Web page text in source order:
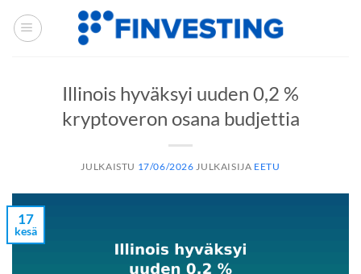
Siirry
sisältöön
Illinois hyväksyi uuden 0,2 %
kryptoveron osana budjettia
JULKAISTU 17/06/2026 JULKAISIJA EETU
17
kesä